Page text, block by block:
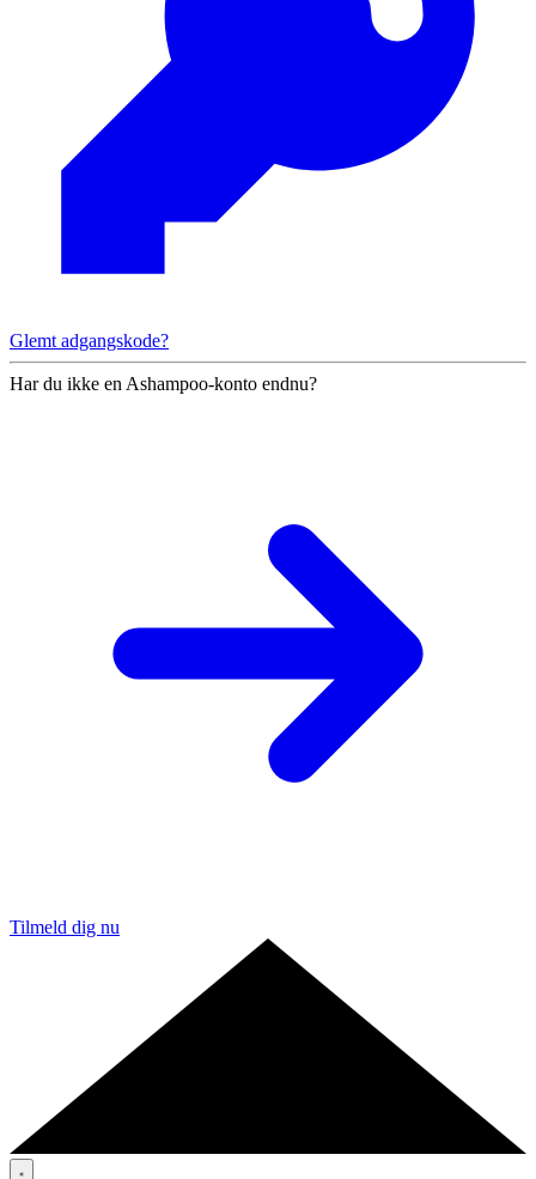
Glemt adgangskode?
Har du ikke en Ashampoo-konto endnu?
Tilmeld dig nu